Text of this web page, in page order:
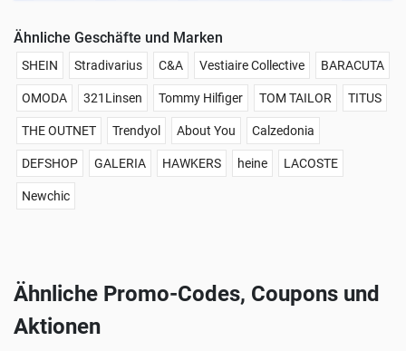
Ähnliche Geschäfte und Marken
SHEIN Stradivarius C&A Vestiaire Collective BARACUTA
OMODA 321Linsen Tommy Hilfiger TOM TAILOR TITUS
THE OUTNET Trendyol About You Calzedonia
DEFSHOP GALERIA HAWKERS heine LACOSTE
Newchic
Ähnliche Promo-Codes, Coupons und
Aktionen